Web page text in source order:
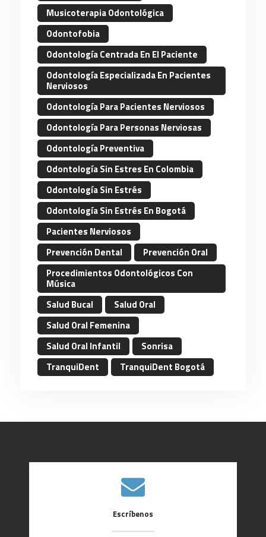
Musicoterapia Odontológica
Odontofobia
Odontología Centrada En El Paciente
Odontología Especializada En Pacientes
Nerviosos
Odontología Para Pacientes Nerviosos
Odontología Para Personas Nerviosas
Odontología Preventiva
Odontología Sin Estres En Colombia
Odontología Sin Estrés
Odontología Sin Estrés En Bogotá
Pacientes Nerviosos
Prevención Dental
Prevención Oral
Procedimientos Odontológicos Con
Música
Salud Bucal
Salud Oral
Salud Oral Femenina
Salud Oral Infantil
Sonrisa
TranquiDent
TranquiDent Bogotá
Escríbenos